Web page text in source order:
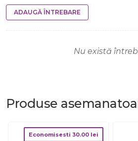
ADAUGĂ ÎNTREBARE
Nu există
Produse
Economisesti 30.00 lei